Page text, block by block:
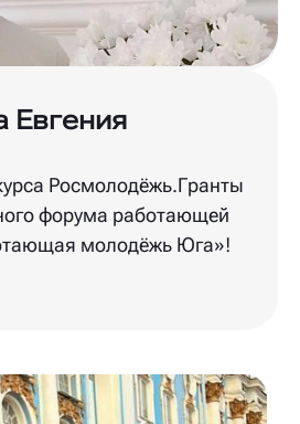
Евгения
Росмолодёжь.Гранты
форума работающей
молодёжь Юга»!